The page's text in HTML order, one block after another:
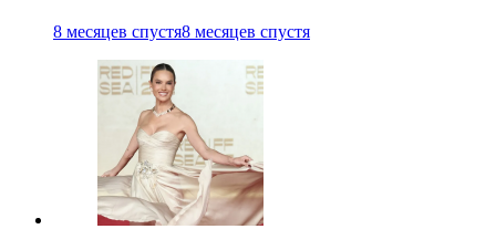
8 месяцев спустя8 месяцев спустя